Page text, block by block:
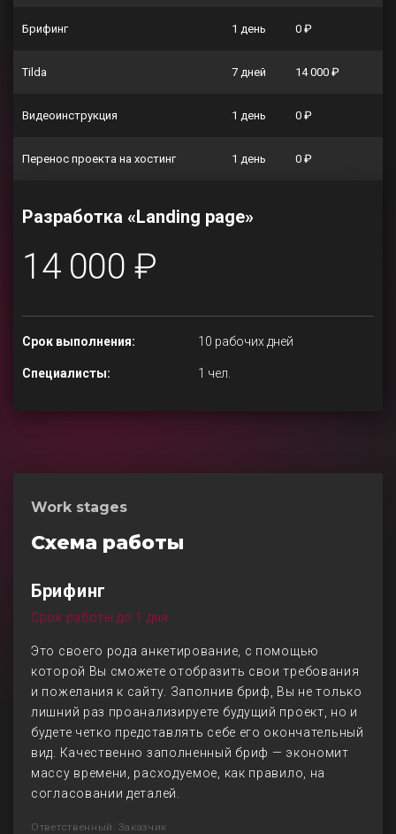
Брифинг 1 день 0 ₽
Tilda 7 дней 14 000 ₽
Видеоинструкция 1 день 0 ₽
Перенос проекта на хостинг 1 день 0 ₽
Разработка «Landing page»
14 000 ₽
Срок выполнения: 10 рабочих дней
Специалисты: 1 чел.
Work stages
Схема работы
Брифинг
Срок работы до 1 дня
Это своего рода анкетирование, с помощью
которой Вы сможете отобразить свои требования
и пожелания к сайту. Заполнив бриф, Вы не только
лишний раз проанализируете будущий проект, но и
будете четко представлять себе его окончательный
вид. Качественно заполненный бриф — экономит
массу времени, расходуемое, как правило, на
согласовании деталей.
Ответственный: Заказчик